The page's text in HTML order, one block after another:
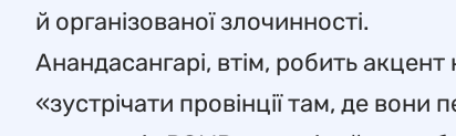
й організованої злочинності.
Анандасангарі, втім, робить
«зустрічати провінції там, де